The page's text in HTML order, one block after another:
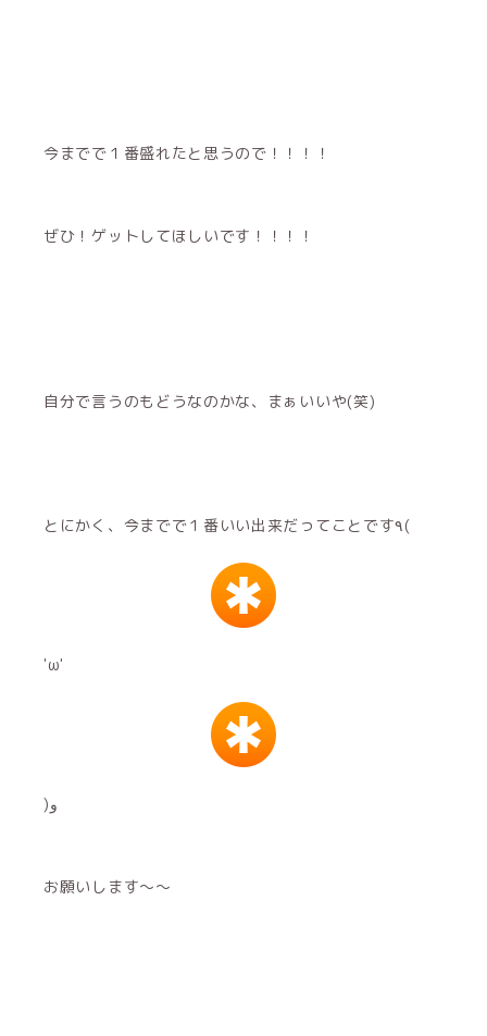
今までで１番盛れたと思うので！！！！
ぜひ！ゲットしてほしいです！！！！
自分で言うのもどうなのかな、まぁいいや(笑)
とにかく、今までで１番いい出来だってことです٩(
'ω'
お願いします～～